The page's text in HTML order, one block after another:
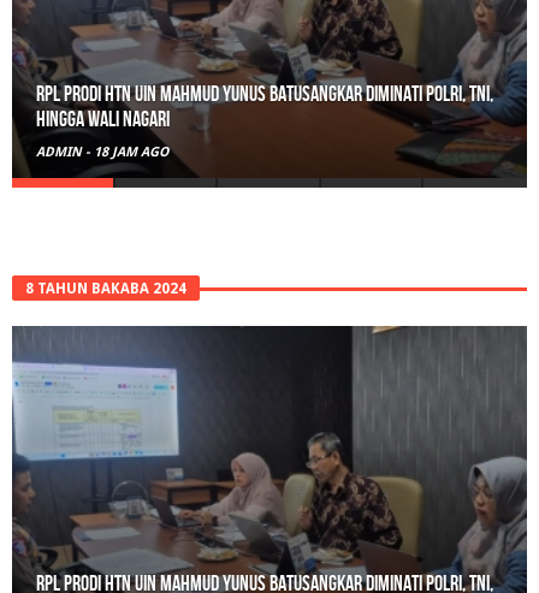
Gerebek Rumah di Tanah Datar, Satresnarkoba Padang Panjang
Amankan Pengedar Ganja Beserta 6 Paket Bukti
ADMIN - 21 JAM AGO
8 TAHUN BAKABA 2024
Gerebek Rumah di Tanah Datar, Satresnarkoba Padang Panjang